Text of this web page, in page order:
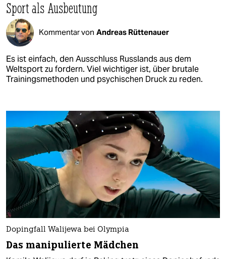
Sport als Ausbeutung
Kommentar von Andreas Rüttenauer
Es ist einfach, den Ausschluss Russlands aus dem
Weltsport zu fordern. Viel wichtiger ist, über brutale
Trainingsmethoden und psychischen Druck zu reden.
Dopingfall Walijewa bei Olympia
Das manipulierte Mädchen